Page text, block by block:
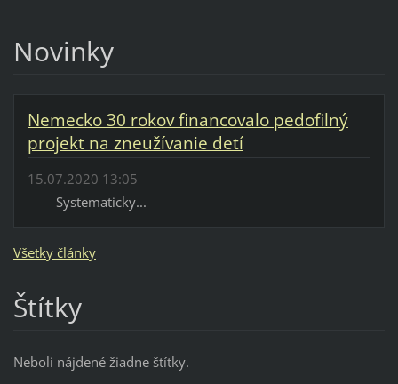
Novinky
Nemecko 30 rokov financovalo pedofilný
projekt na zneužívanie detí
15.07.2020 13:05
Systematicky...
Všetky články
Štítky
Neboli nájdené žiadne štítky.